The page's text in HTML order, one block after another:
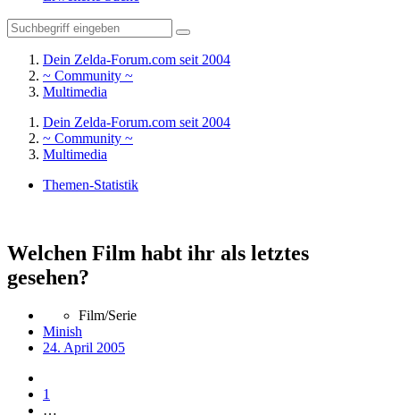
Dein Zelda-Forum.com seit 2004
~ Community ~
Multimedia
Dein Zelda-Forum.com seit 2004
~ Community ~
Multimedia
Themen-Statistik
Welchen Film habt ihr als letztes
gesehen?
Film/Serie
Minish
24. April 2005
1
…